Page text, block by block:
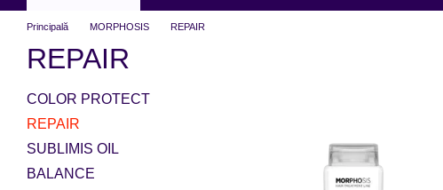
Principală MORPHOSIS REPAIR
REPAIR
COLOR PROTECT
REPAIR
SUBLIMIS OIL
BALANCE